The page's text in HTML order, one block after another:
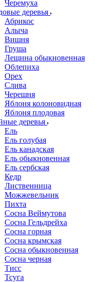
Черемуха
деревья
Абрикос
Алыча
Вишня
Груша
Лещина обыкновенная
Облепиха
Орех
Слива
Черешня
Яблоня колоновидная
Яблоня плодовая
деревья
Ель
Ель голубая
Ель канадская
Ель обыкновенная
Ель сербская
Кедр
Лиственница
Можжевельник
Пихта
Сосна Веймутова
Сосна Гельдрейха
Сосна горная
Сосна крымская
Сосна обыкновенная
Сосна черная
Тисс
Тсуга